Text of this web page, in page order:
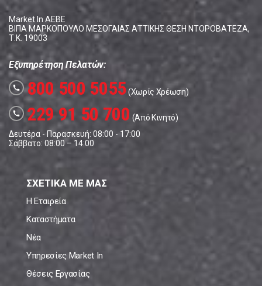
Market In ΑΕΒΕ
ΒΙΠΑ ΜΑΡΚΟΠΟΥΛΟ ΜΕΣΟΓΑΙΑΣ ΑΤΤΙΚΗΣ ΘΕΣΗ ΝΤΟΡΟΒΑΤΕΖΑ,
Τ.Κ. 19003
Εξυπηρέτηση Πελατών:
call 800 500 5055(Χωρίς Χρέωση)
call 229 91 50 700 (Από Κινητό)
Δευτέρα - Παρασκευή: 08:00 - 17:00
Σάββατο: 08:00 – 14:00
ΣΧΕΤΙΚΑ ΜΕ ΜΑΣ
Η Εταιρεία
Καταστήματα
Νέα
Υπηρεσίες Market In
Θέσεις Εργασίας